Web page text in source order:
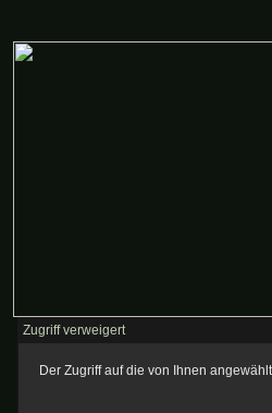
Zugriff verweigert
Der Zugriff auf die von Ihnen